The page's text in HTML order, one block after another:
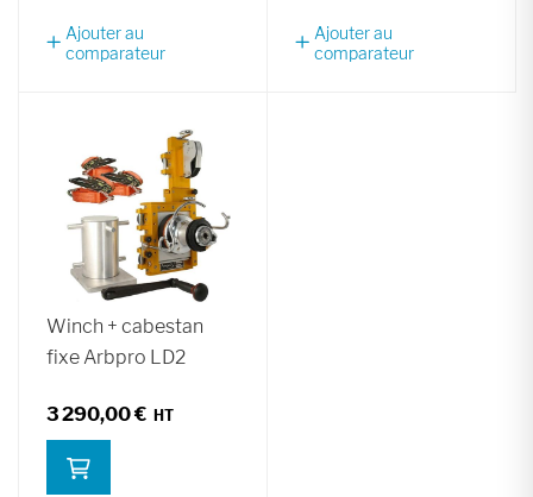
Ajouter au
comparateur
Ajouter au
comparateur
Winch + cabestan
fixe Arbpro LD2
3 290,00 €